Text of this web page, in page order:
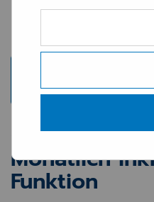
CGM
Monatlich
Funktion